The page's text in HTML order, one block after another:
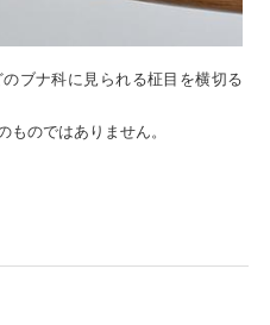
ブナ科に見られる柾目を横切る
のではありません。